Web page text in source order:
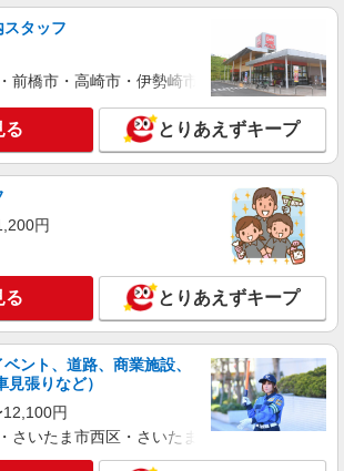
詳細を見る
栃木第1支店（宇都宮事業所）/WUTN109010
時給1350円 ※交通費実費支給／当社規定あ
。
栃木県宇都宮市 ★無料駐車場あり
詳細を見る
栃木第2支店（宇都宮事業所）/WUTI106861
般事務・OA事務
時給1400円 ※交通費実費支給／当社規定あ
タッフ
前橋市・高崎市・伊勢崎市・太田市・館林市
る とりあえずキープ
円
る とりあえずキープ
ント、道路、商業施設、
張りなど）
円
さいたま市西区・さいたま市岩槻区・久喜市・